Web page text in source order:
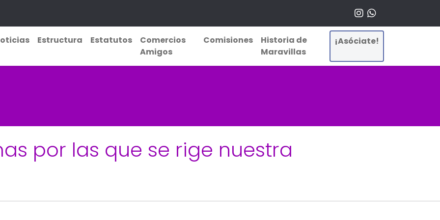
Estructura Estatutos
Comercios
Amigos
Comisiones
Historia de
Maravillas
¡Asóciate!
por las que se rige nuestra